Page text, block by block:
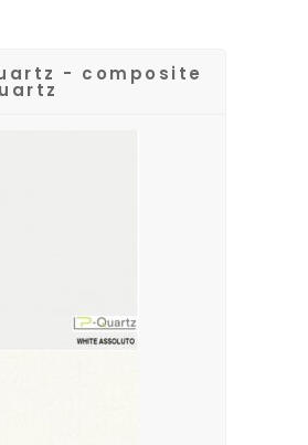
- composite